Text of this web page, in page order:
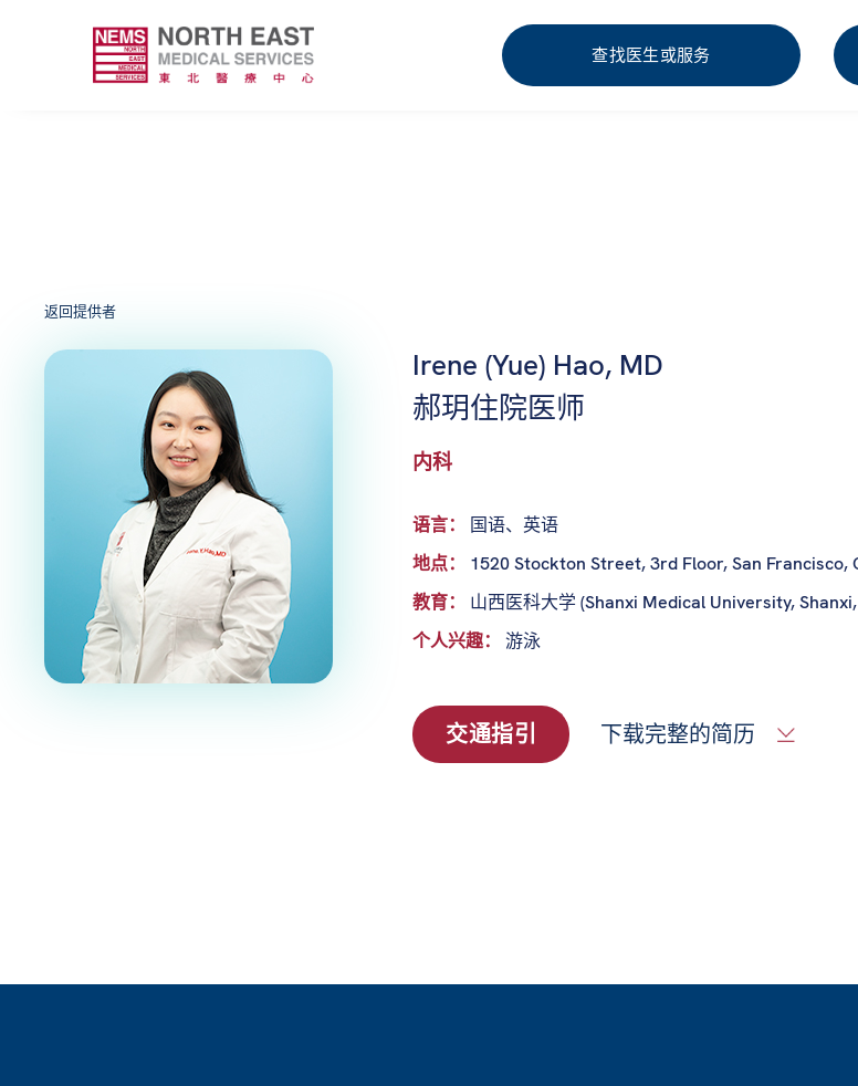
查找医生或服务
返回提供者
Irene (Yue) Hao, MD
郝玥住院医师
内科
语言： 国语、英语
地点：
1520 Stockton Street, 3rd Floor, San Francisco,
教育：
山西医科大学 (Shanxi Medical University,
个人兴趣：
游泳
交通指引 下载完整的简历